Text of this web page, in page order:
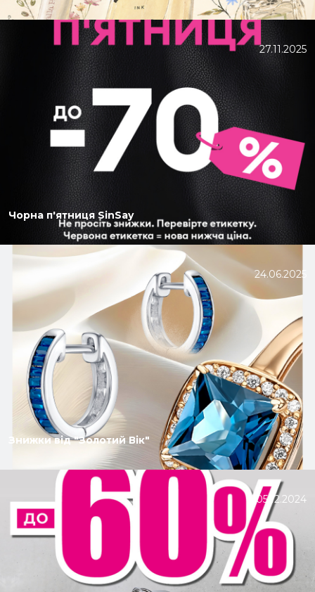
27.11.2025
Чорна п'ятниця SinSay
24.06.2025
Знижки від "Золотий Вік"
05.12.2024